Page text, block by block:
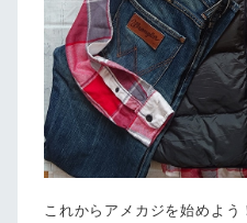
これからアメカジを始めよ